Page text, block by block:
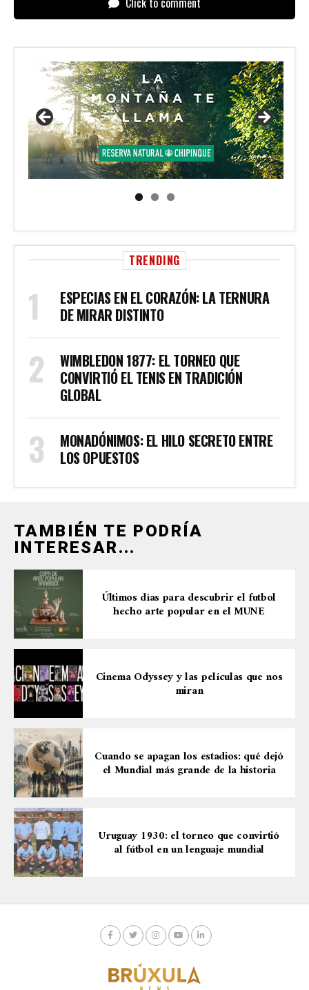
TRENDING
ESPECIAS EN EL CORAZÓN: LA TERNURA
DE MIRAR DISTINTO
WIMBLEDON 1877: EL TORNEO QUE
CONVIRTIÓ EL TENIS EN TRADICIÓN
GLOBAL
MONADÓNIMOS: EL HILO SECRETO ENTRE
LOS OPUESTOS
TAMBIÉN TE PODRÍA
INTERESAR...
Últimos días para descubrir el futbol
hecho arte popular en el MUNE
Cinema Odyssey y las películas que nos
miran
Cuando se apagan los estadios: qué dejó
el Mundial más grande de la historia
Uruguay 1930: el torneo que convirtió
al fútbol en un lenguaje mundial